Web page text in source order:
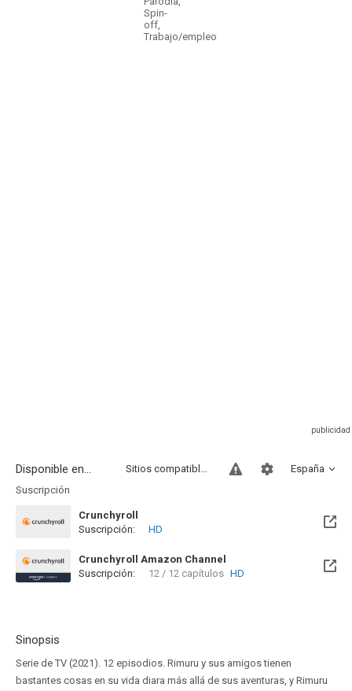
Spin-
off,
Trabajo/empleo
Disponible en... España
Sitios compatibles
Suscripción
Crunchyroll
Suscripción:
HD
Crunchyroll Amazon Channel
Suscripción:
12 / 12 capítulos HD
Sinopsis
Serie de TV (2021). 12 episodios. Rimuru y sus amigos tienen
bastantes cosas en su vida diara más allá de sus aventuras, y Rimuru